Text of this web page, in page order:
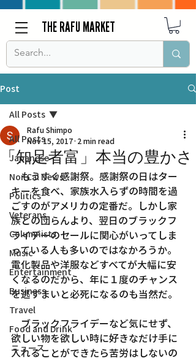
THE RAFU MARKET
Post
All Posts
Japanese
Nor Cal News
Politics
Veterans
Columnists
Music
Entertainment
Business
Travel
Food and Drink
ニュース
All Posts
「知足者富」本当の豊かさ
Rafu Shimpo
Nov 15, 2017 2 min read
もうすぐ感謝祭。感謝祭の日はター
キーを食べ、家族水入らずの時間を過
ごすのがアメリカの定番だ。しかし家
族との団らんより、翌日のブラックフ
ライデーのセールに関心がいってしま
っている人も多いのではなかろうか。
電化製品や洋服などすべてが大幅に安
くなるのだから、年に１度のチャンス
を逃すまいと必死になるのも当然だ。
ブラックフライデーなど気にせず、
欲しい物を欲しい時に好きなだけ手に
入れることができたら苦労はしないの